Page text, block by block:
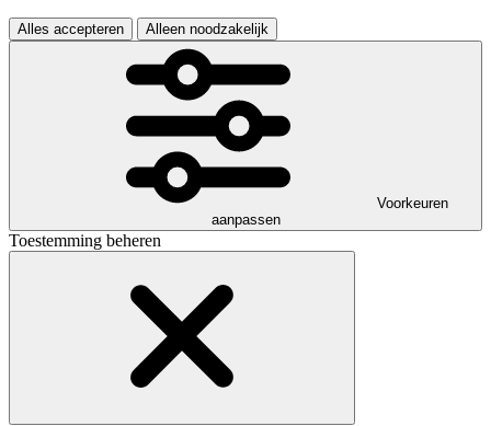
Alles accepteren Alleen noodzakelijk
Voorkeuren
aanpassen
Toestemming beheren